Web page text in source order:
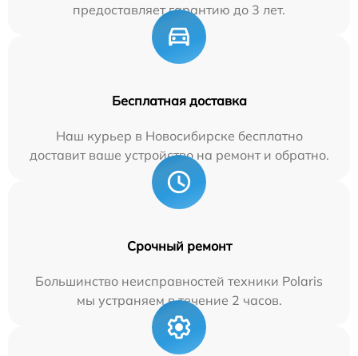
предоставляет гарантию до 3 лет.
Бесплатная доставка
Наш курьер в Новосибирске бесплатно
доставит ваше устройство на ремонт и обратно.
Срочный ремонт
Большинство неисправностей техники Polaris
мы устраняем в течение 2 часов.